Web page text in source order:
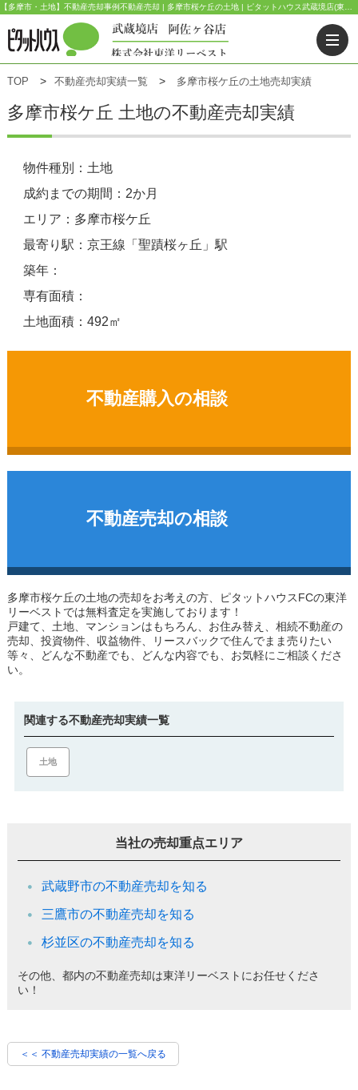
TOP 不動産売却実績一覧 多摩市桜ケ丘の土地売却実績
多摩市桜ケ丘 土地の不動産売却実績
物件種別：土地
成約までの期間：2か月
エリア：多摩市桜ケ丘
最寄り駅：京王線「聖蹟桜ヶ丘」駅
築年：
専有面積：
土地面積：492㎡
不動産購入の相談
不動産売却の相談
多摩市桜ケ丘の土地の売却をお考えの方、ピタットハウスFCの東洋
リーベストでは無料査定を実施しております！
戸建て、土地、マンションはもちろん、お住み替え、相続不動産の
売却、投資物件、収益物件、リースバックで住んでまま売りたい
等々、どんな不動産でも、どんな内容でも、お気軽にご相談くださ
い。
関連する不動産売却実績一覧
土地
当社の売却重点エリア
武蔵野市の不動産売却を知る
三鷹市の不動産売却を知る
杉並区の不動産売却を知る
その他、都内の不動産売却は東洋リーベストにお任せくださ
い！
＜＜ 不動産売却実績の一覧へ戻る